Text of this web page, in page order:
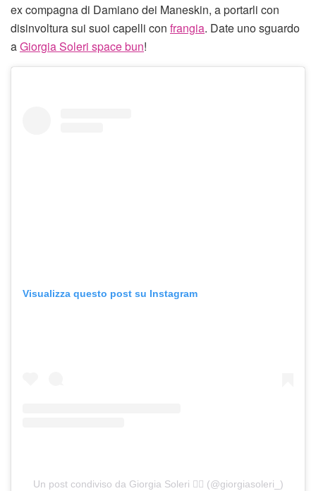
ex compagna di Damiano dei Maneskin, a portarli con
disinvoltura sui suoi capelli con frangia. Date uno sguardo
aGiorgia Soleri space bun!
Visualizza questo post su Instagram
Un post condiviso da Giorgia Soleri 🏳️‍🌈 (@giorgiasoleri_)